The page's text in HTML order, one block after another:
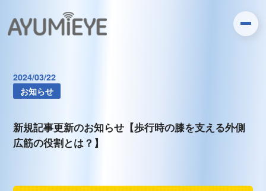
2024/03/22
お知らせ
新規記事更新のお知らせ【歩行時の膝を支える外側
広筋の役割とは？】